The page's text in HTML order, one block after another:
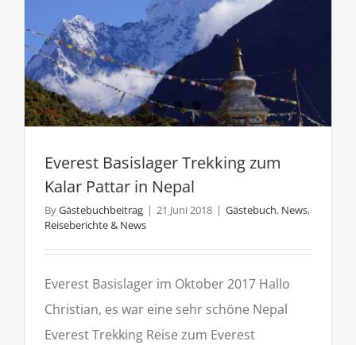
Everest Basislager Trekking zum
Kalar Pattar in Nepal
ByGästebuchbeitrag | 21 Juni 2018 | Gästebuch, News,
Reiseberichte & News
Everest Basislager im Oktober 2017 Hallo
Christian, es war eine sehr schöne Nepal
Everest Trekking Reise zum Everest